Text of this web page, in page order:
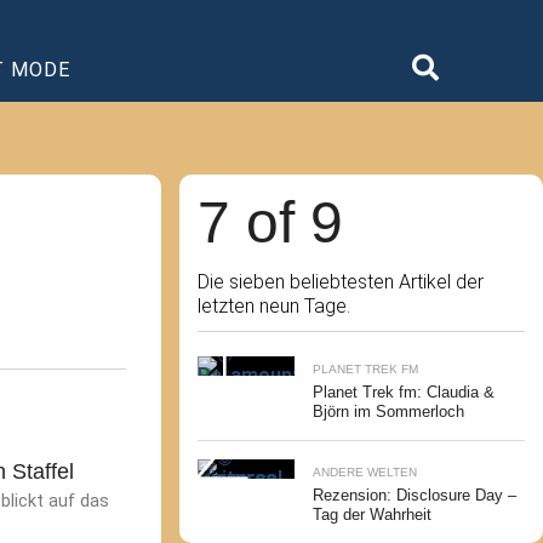
MODE
Staffel
auf das
7 of 9
Die sieben beliebtesten Artikel der
letzten neun Tage.
PLANET TREK FM
Planet Trek fm: Claudia &
Björn im Sommerloch
ANDERE WELTEN
Rezension: Disclosure Day –
Tag der Wahrheit